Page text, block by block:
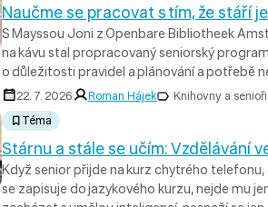
Naučme se pracovat s tím, že stáří
S Mayssou Joni z Openbare Bibliotheek
na kávu stal propracovaný seniorský
o důležitosti pravidel a plánování a potřebě
22. 7. 2026 Roman Hájek
Knihovny a senioři
Téma
Stárnu a stále se učím: Vzdělávání
Když senior přijde na kurz chytrého
se zapisuje do jazykového kurzu, nejde mu